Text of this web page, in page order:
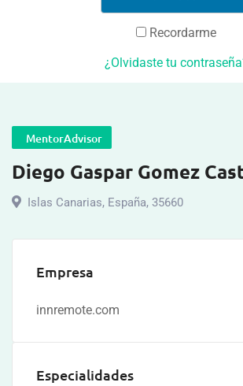
Recordarme
¿Olvidaste tu
MentorAdvisor
Diego Gaspar Gomez
Islas Canarias, España, 35660
Empresa
innremote.com
Especialidades